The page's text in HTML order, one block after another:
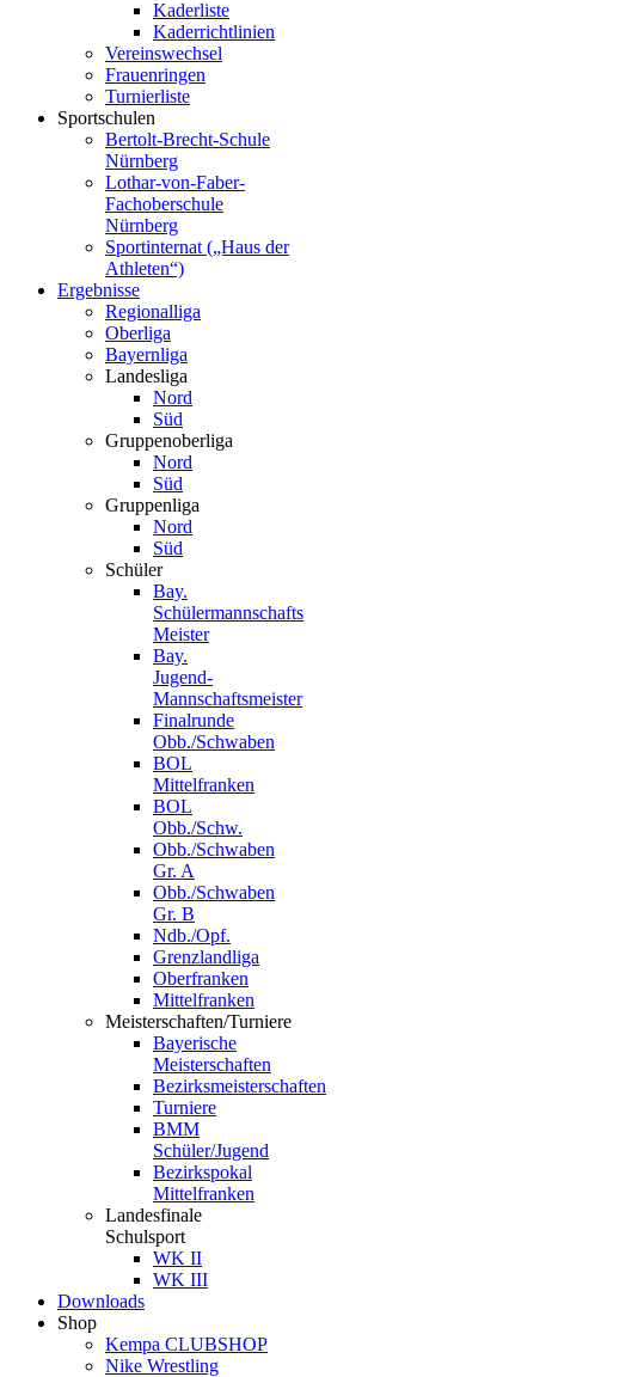
Kaderliste
Kaderrichtlinien
Vereinswechsel
Frauenringen
Turnierliste
Sportschulen
Bertolt-Brecht-Schule
Nürnberg
Lothar-von-Faber-
Fachoberschule
Nürnberg
Sportinternat („Haus der
Athleten“)
Ergebnisse
Regionalliga
Oberliga
Bayernliga
Landesliga
Nord
Süd
Gruppenoberliga
Nord
Süd
Gruppenliga
Nord
Süd
Schüler
Bay.
Schülermannschafts
Meister
Bay.
Jugend-
Mannschaftsmeister
Finalrunde
Obb./Schwaben
BOL
Mittelfranken
BOL
Obb./Schw.
Obb./Schwaben
Gr. A
Obb./Schwaben
Gr. B
Ndb./Opf.
Grenzlandliga
Oberfranken
Mittelfranken
Meisterschaften/Turniere
Bayerische
Meisterschaften
Bezirksmeisterschaften
Turniere
BMM
Schüler/Jugend
Bezirkspokal
Mittelfranken
Landesfinale
Schulsport
WK II
WK III
Downloads
Shop
Kempa CLUBSHOP
Nike Wrestling